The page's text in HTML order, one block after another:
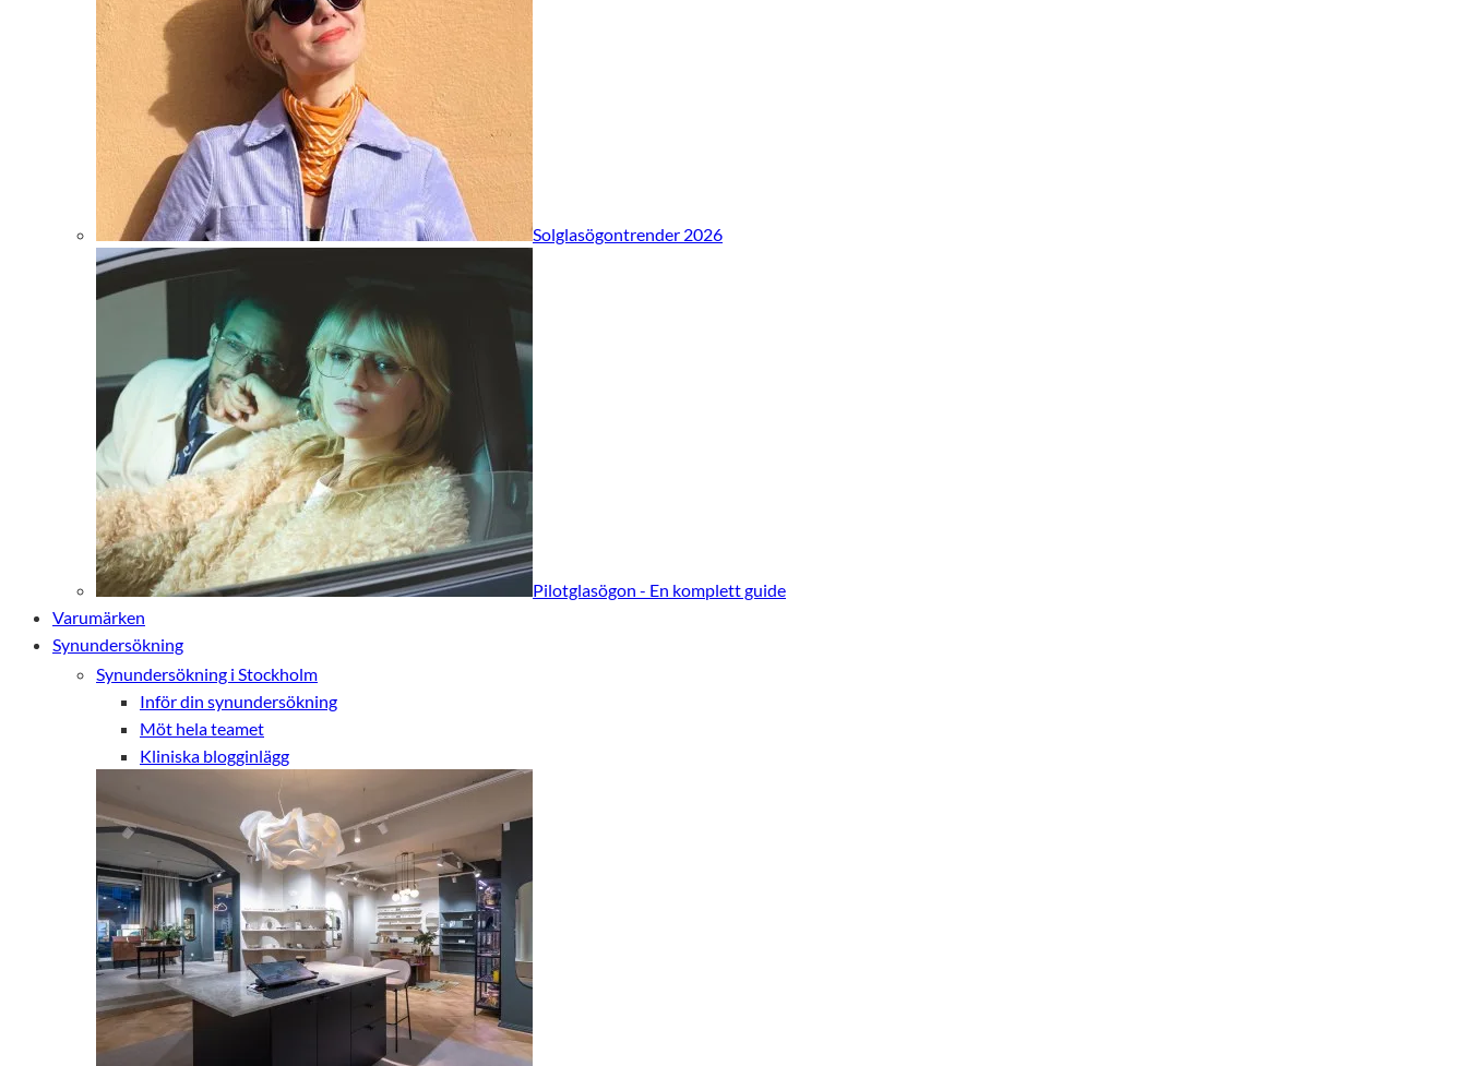
Solglasögontrender 2026
Pilotglasögon - En komplett guide
Varumärken
Synundersökning
Synundersökning i Stockholm
Inför din synundersökning
Möt hela teamet
Kliniska blogginlägg